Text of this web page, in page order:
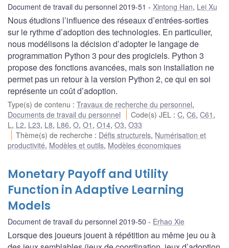
Document de travail du personnel 2019-51 Xintong Han, Lei Xu
Nous étudions l’influence des réseaux d’entrées-sorties
sur le rythme d’adoption des technologies. En particulier,
nous modélisons la décision d’adopter le langage de
programmation Python 3 pour des progiciels. Python 3
propose des fonctions avancées, mais son installation ne
permet pas un retour à la version Python 2, ce qui en soi
représente un coût d’adoption.
Type(s) de contenu : Travaux de recherche du personnel,
Documents de travail du personnel
Code(s) JEL :C,C6,C61 ,
L , L2, L23, L8, L86, O, O1 , O14, O3, O33
Thème(s) de recherche : Défis structurels, Numérisation et
productivité, Modèles et outils, Modèles économiques
Monetary Payoff and Utility
Function in Adaptive Learning
Models
Document de travail du personnel 2019-50 Erhao Xie
Lorsque des joueurs jouent à répétition au même jeu ou à